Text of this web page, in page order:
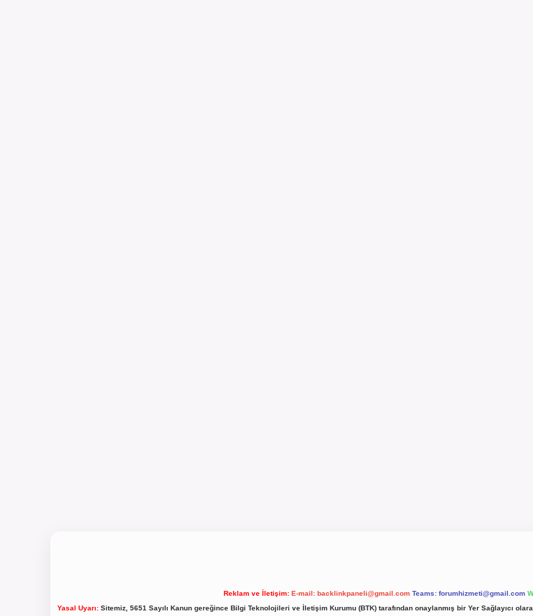
Reklam ve İletişim: E-mail: backlinkpaneli@gmail.com Teams: forumhizmeti@gmail.com
Yasal Uyarı:Sitemiz, 5651 Sayılı Kanun gereğince Bilgi Teknolojileri ve İletişim Kurumu (BTK) tarafından onaylanmış bir Yer Sağlayıcı